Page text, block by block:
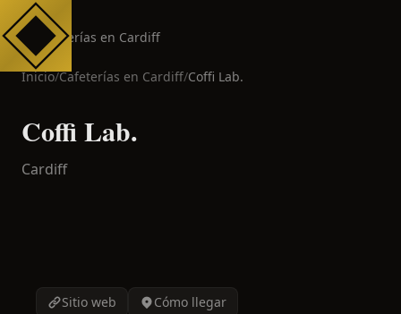
Cafeterías en Cardiff
Inicio/Cafeterías en Cardiff/Coffi Lab.
Coffi Lab.
Cardiff
Sitio web Cómo llegar